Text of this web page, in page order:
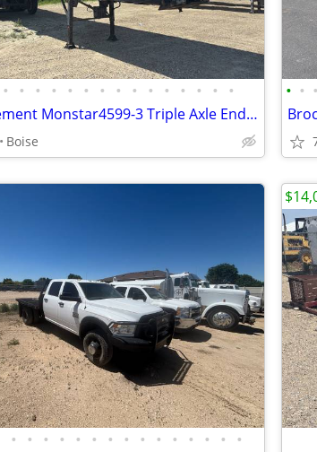
• • • • • • • • • • • • • • •
2019 Clement Monstar4599-3 Triple Axle End Dump Demo Trailer
Boise
• • •
• • • • • • • • • • • • • • •